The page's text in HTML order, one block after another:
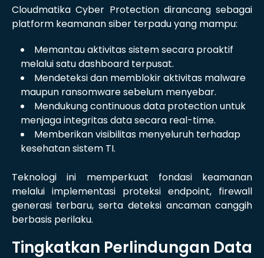
Cloudmatika Cyber Protection dirancang sebagai
platform keamanan siber terpadu yang mampu:
Memantau aktivitas sistem secara proaktif
melalui satu dashboard terpusat.
Mendeteksi dan memblokir aktivitas malware
maupun ransomware sebelum menyebar.
Mendukung continuous data protection untuk
menjaga integritas data secara real-time.
Memberikan visibilitas menyeluruh terhadap
kesehatan sistem TI.
Teknologi ini memperkuat fondasi keamanan
melalui implementasi proteksi endpoint, firewall
generasi terbaru, serta deteksi ancaman canggih
berbasis perilaku.
Tingkatkan Perlindungan Data